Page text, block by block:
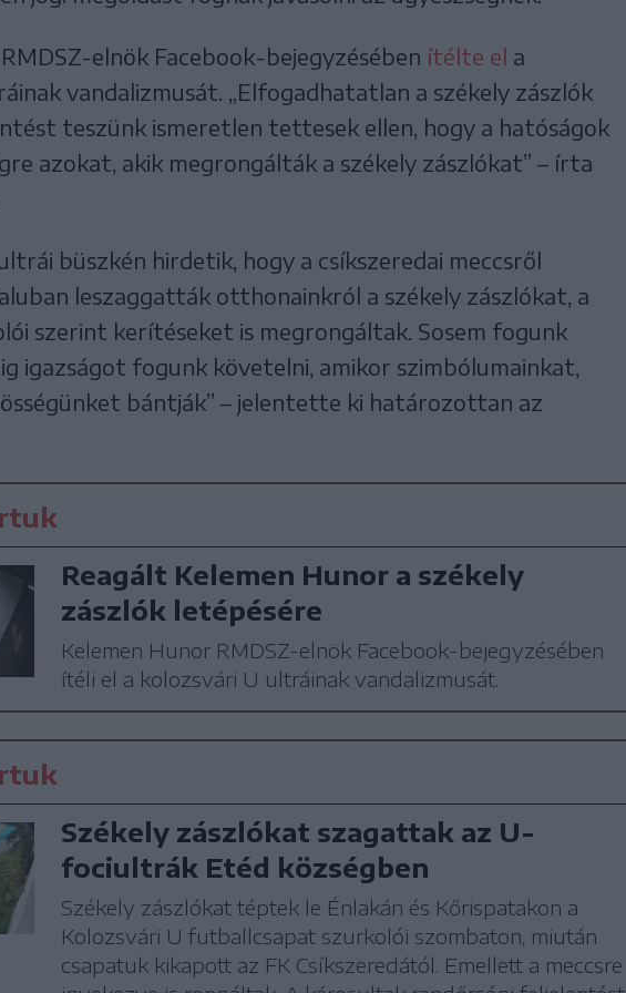
elnök Facebook-bejegyzésében ítélte el a
vandalizmusát. „Elfogadhatatlan a székely zászlók
teszünk ismeretlen tettesek ellen, hogy a hatóságok
azokat, akik megrongálták a székely zászlókat” – írta
büszkén hirdetik, hogy a csíkszeredai meccsről
leszaggatták otthonainkról a székely zászlókat, a
szerint kerítéseket is megrongáltak. Sosem fogunk
igazságot fogunk követelni, amikor szimbólumainkat,
bántják” – jelentette ki határozottan az
Reagált Kelemen Hunor a székely
zászlók letépésére
Kelemen Hunor RMDSZ-elnök Facebook-bejegyzésében
ítéli el a kolozsvári U ultráinak vandalizmusát.
Székely zászlókat szagattak az U-
fociultrák Etéd községben
Székely zászlókat téptek le Énlakán és Kőrispatakon a
Kolozsvári U futballcsapat szurkolói szombaton, miután
csapatuk kikapott az FK Csíkszeredától. Emellett a meccsre